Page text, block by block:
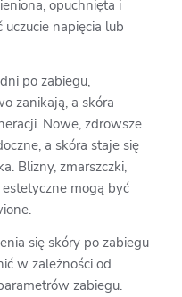
opuchnięta i
napięcia lub
po zabiegu,
zanikają, a skóra
Nowe, zdrowsze
a skóra staje się
Blizny, zmarszczki,
mogą być
się skóry po zabiegu
w zależności od
zabiegu.